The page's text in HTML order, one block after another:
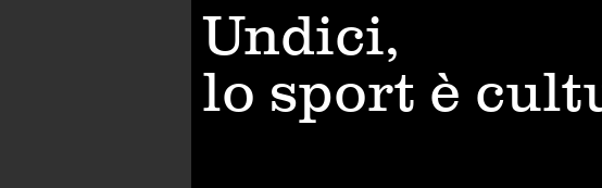
Undici,
lo sport è